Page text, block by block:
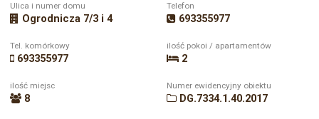
Ulica i numer domu
Ogrodnicza 7/3 i 4
Telefon
693355977
Tel. komórkowy
693355977
ilość pokoi / apartamentów
2
ilość miejsc
8
Numer ewidencyjny obiektu
DG.7334.1.40.2017